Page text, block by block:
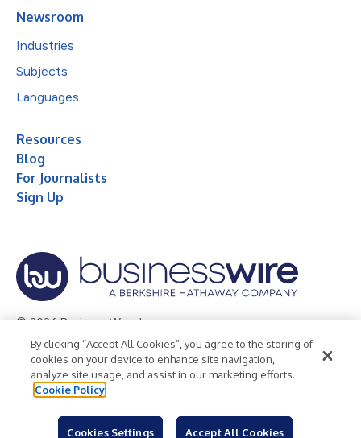
Newsroom
Industries
Subjects
Languages
Resources
Blog
For Journalists
Sign Up
© 2026 Business Wire, Inc.
Privacy Policy Cookie Policy
Accessibility Statement
Terms of Use
Legal
By clicking “Accept All Cookies”, you agree to the storing of
cookies on your device to enhance site navigation,
analyze site usage, and assist in our marketing efforts.
Cookie Policy
Cookies Settings Accept All Cookies